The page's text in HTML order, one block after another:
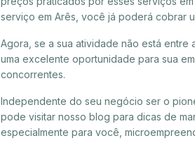
serviço em Arês, você já poderá cobrar
Agora, se a sua atividade não está
uma excelente oportunidade para sua
concorrentes.
Independente do seu negócio ser o
pode visitar nosso blog para dicas de
especialmente para você,